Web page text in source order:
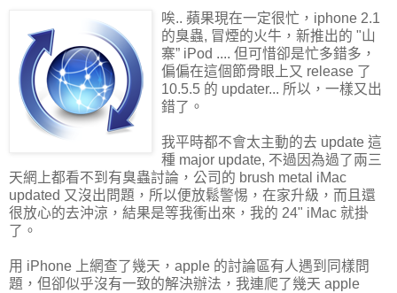
唉.. 蘋果現在一定很忙，iphone 2.1
的臭蟲, 冒煙的火牛，新推出的 "山
寨” iPod .... 但可惜卻是忙多錯多，
偏偏在這個節骨眼上又 release 了
10.5.5 的 updater... 所以，一樣又出
錯了。
我平時都不會太主動的去 update 這
種 major update, 不過因為過了兩三
天網上都看不到有臭蟲討論，公司的 brush metal iMac
updated 又沒出問題，所以便放鬆警惕，在家升級，而且還
很放心的去沖涼，結果是等我衝出來，我的 24" iMac 就掛
了。
用 iPhone 上網查了幾天，apple 的討論區有人遇到同樣問
題，但卻似乎沒有一致的解決辦法，我連爬了幾天 apple